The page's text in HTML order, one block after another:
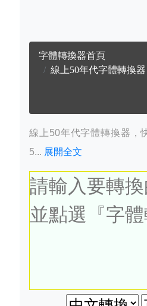
字體轉換器首頁
線上50年代字體轉換器，一
線上50年代字體轉換器，
5... 展開全文